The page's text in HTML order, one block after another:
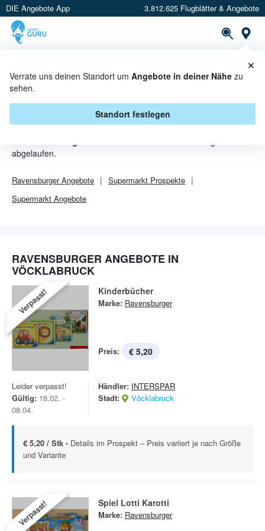
DIE Angebote App 3.812.625 Flugblätter & Angebote
Verrate uns deinen Standort um Angebote in deiner Nähe zu
sehen.
Standort festlegen
×
RAVENSBURGER ANGEBOTE IN
VÖCKLABRUCK
abgelaufen.
RavensburgerAngebote Supermarkt Prospekte
Supermarkt Angebote
RAVENSBURGER ANGEBOTE IN
VÖCKLABRUCK
Verpasst! Kinderbücher
Marke: Ravensburger
Preis: € 5,20
Leider verpasst!
Gültig: 18.02. -
08.04.
Händler: INTERSPAR
Stadt:
Vöcklabruck
€ 5,20 / Stk - Details im Prospekt – Preis variiert je nach Größe
und Variante
Verpasst! Spiel Lotti Karotti
Marke: Ravensburger